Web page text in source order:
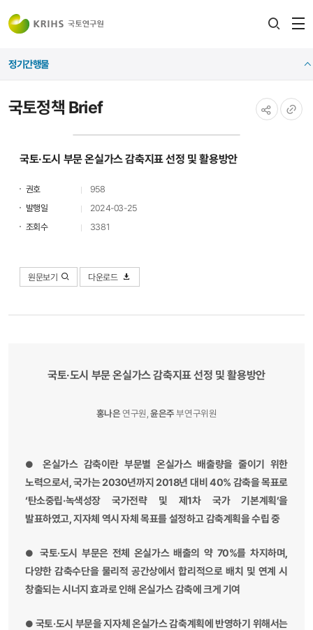
국토정책 Brief
정기간행물
국토·도시 부문 온실가스 감축지표 선정 및 활용방안
권호
958
발행일
2024-03-25
조회수
3381
원문보기 다운로드
국토·도시 부문 온실가스 감축지표 선정 및 활용방안
홍나은연구원, 윤은주부연구위원
●
온실가스 감축이란 부문별 온실가스 배출량을 줄이기 위한
노력으로서, 국가는 2030년까지 2018년 대비 40% 감축을 목표로
‘탄소중립·녹색성장 국가전략 및 제1차 국가 기본계획’을
발표하였고, 지자체 역시 자체 목표를 설정하고 감축계획을 수립 중
●
국토·도시 부문은 전체 온실가스 배출의 약 70%를 차지하며,
다양한 감축수단을 물리적 공간상에서 합리적으로 배치 및 연계 시
창출되는 시너지 효과로 인해 온실가스 감축에 크게 기여
● 국토·도시 부문을 지자체 온실가스 감축계획에 반영하기 위해서는